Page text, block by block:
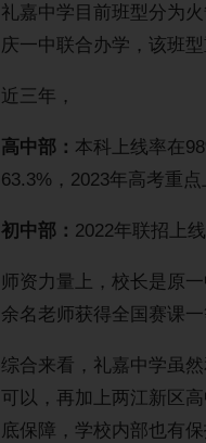
礼嘉中学目前班型分为
庆一中联合办学，该班型
近三年，
高中部： 本科上线率在
63.3%，2023年高考重点
初中部： 2022年联招上
师资力量上，校长是原
余名老师获得全国赛课
综合来看，礼嘉中学虽
可以，再加上两江新区
底保障，学校内部也有